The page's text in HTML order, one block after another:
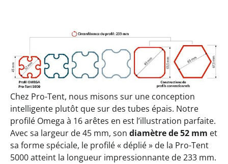
Chez Pro-Tent, nous misons sur une conception
intelligente plutôt que sur des tubes épais. Notre
profilé Omega à 16 arêtes en est l’illustration parfaite.
Avec sa largeur de 45 mm, son diamètre de 52 mm et
sa forme spéciale, le profilé « déplié » de la Pro-Tent
5000 atteint la longueur impressionnante de 233 mm.